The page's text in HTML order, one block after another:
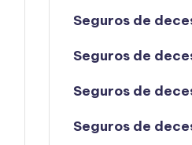
Seguros de
Seguros de
Seguros de
Seguros de